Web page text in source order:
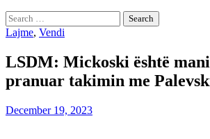
Search
for:
Lajme, Vendi
LSDM: Mickoski është
pranuar takimin me
December 19, 2023